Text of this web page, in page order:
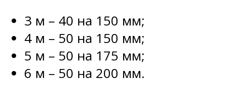
3 м – 40 на 150 мм;
4 м – 50 на 150 мм;
5 м – 50 на 175 мм;
6 м – 50 на 200 мм.